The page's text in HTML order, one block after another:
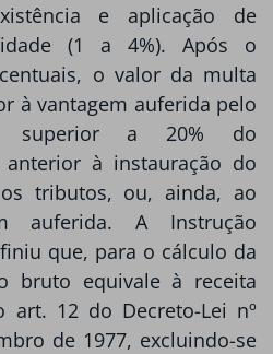
e aplicação de
(1 a 4%). Após o
o valor da multa
à vantagem auferida pelo
superior a 20% do
à instauração do
tributos, ou, ainda, ao
auferida. A Instrução
que, para o cálculo da
bruto equivale à receita
12 do Decreto-Lei nº
de 1977, excluindo-se